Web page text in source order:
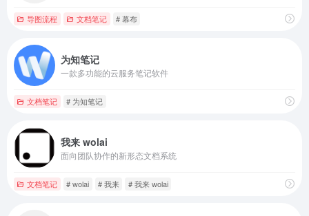
导图流程 文档笔记 # 幕布
为知笔记
一款多功能的云服务笔记软件
文档笔记 # 为知笔记
我来 wolai
面向团队协作的新形态文档系统
文档笔记 # wolai # 我来 # 我来 wolai